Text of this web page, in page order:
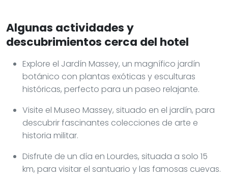
Algunas actividades y
descubrimientos cerca del hotel
Explore el Jardín Massey, un magnífico jardín
botánico con plantas exóticas y esculturas
históricas, perfecto para un paseo relajante.
Visite el Museo Massey, situado en el jardín, para
descubrir fascinantes colecciones de arte e
historia militar.
Disfrute de un día en Lourdes, situada a solo 15
km, para visitar el santuario y las famosas cuevas.